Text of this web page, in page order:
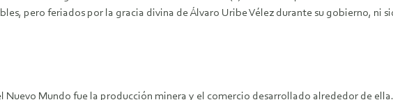
pero feriados por la gracia divina de Álvaro Uribe Vélez durante su gobierno, ni
Nuevo Mundo fue la producción minera y el comercio desarrollado alrededor de ella.